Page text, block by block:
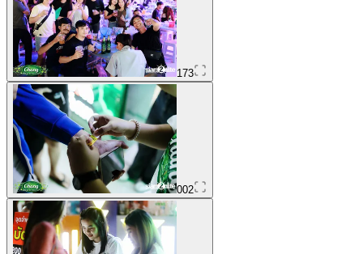
173
002